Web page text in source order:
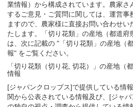
業情報）から構成されています。農家さ
するご意見・ご質問に関しては、運営事
ますので、農家様に直接お問い合わせい
たします。「切り花類」の産地（都道府
は、次に記載の "「切り花類」の産地（
報" をご覧ください。
「切り花類（切り花, 切花）」 の産地（
情報
[ジャパンクロップス]で提供している情
関から公表されている情報及び、[ジャ